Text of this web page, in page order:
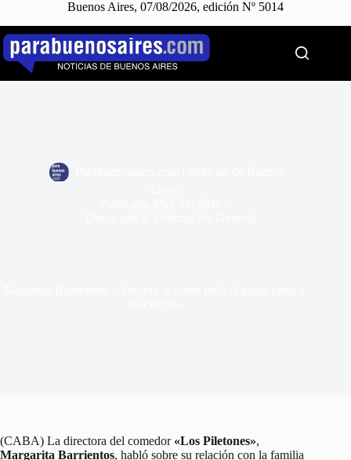
Buenos Aires, 07/08/2026, edición Nº 5014
Saltar
contenido
(CABA) La directora del comedor «Los Piletones»,
Margarita Barrientos, habló sobre su relación con la familia